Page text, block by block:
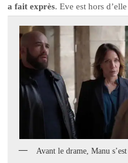
a fait exprès. Eve est hors
Avant le drame, Manu